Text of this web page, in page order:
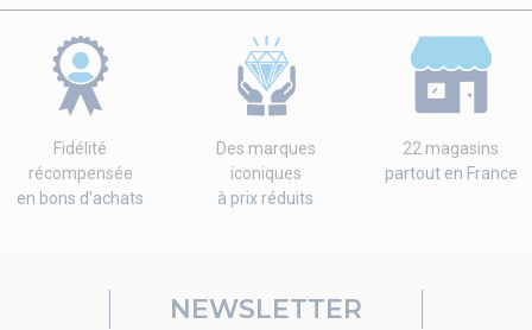
Fidélité
récompensée
en bons d'achats
Des marques
iconiques
à prix réduits
22 magasins
partout en France
NEWSLETTER